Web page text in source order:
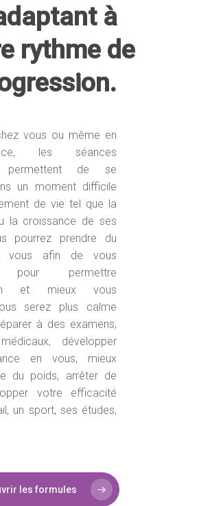
à
rythme de
vous ou même en
les séances
permettent de se
un moment difficile
de vie tel que la
la croissance de ses
pourrez prendre du
vous afin de vous
pour permettre
et mieux vous
serez plus calme
à des examens,
développer
en vous, mieux
du poids, arrêter de
votre efficacité
un sport, ses études,
les formules